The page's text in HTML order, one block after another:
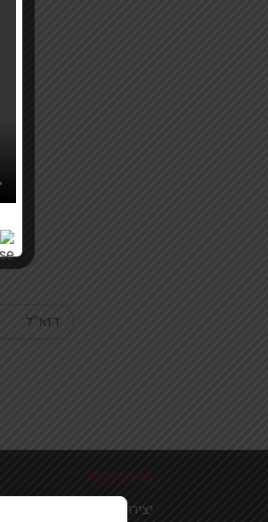
Your email
מידע נוסף
יצירת קשר